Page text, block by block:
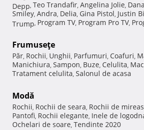
Depp, Teo Trandafir, Angelina Jolie,
Smiley, Andra, Delia, Gina Pistol, Justin
Trump, Program TV, Program Pro TV,
Frumuseţe
Păr, Rochii, Unghii, Parfumuri, Coafuri,
Manichiura, Sampon, Buze, Celulita,
Tratament celulita, Salonul de acasa
Modă
Rochii, Rochii de seara, Rochii de
Pantofi, Rochii elegante, Inele de
Ochelari de soare, Tendinte 2020